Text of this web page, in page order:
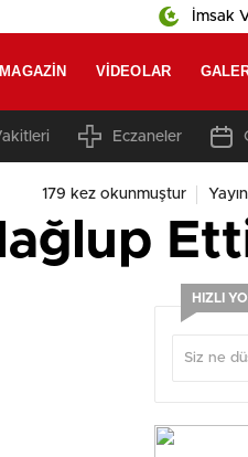
İmsak
MAGAZIN VIDEOLAR
Eczaneler
179 kez okunmuştur
HIZLI